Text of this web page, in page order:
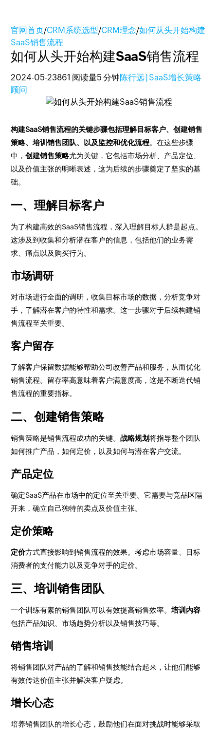
官网首页/CRM系统选型/CRM理念/如何从头开始构建
SaaS销售流程
如何从头开始构建SaaS销售流程
2024-05-23861 阅读量5 分钟陈行远 | SaaS增长策略
顾问
构建SaaS销售流程的关键步骤包括理解目标客户、创建销售
策略、培训销售团队、以及监控和优化流程。在这些步骤
中，创建销售策略尤为关键，它包括市场分析、产品定位、
以及价值主张的明晰表述，这为后续的步骤奠定了坚实的基
础。
一、理解目标客户
为了构建高效的SaaS销售流程，深入理解目标人群是起点。
这涉及到收集和分析潜在客户的信息，包括他们的业务需
求、痛点以及购买行为。
市场调研
对市场进行全面的调研，收集目标市场的数据，分析竞争对
手，了解潜在客户的特性和需求。这一步骤对于后续构建销
售流程至关重要。
客户留存
了解客户保留数据能够帮助公司改善产品和服务，从而优化
销售流程。留存率高意味着客户满意度高，这是不断迭代销
售流程的重要指标。
二、创建销售策略
销售策略是销售流程成功的关键。战略规划将指导整个团队
如何推广产品，如何定价，以及如何与潜在客户交流。
产品定位
确定SaaS产品在市场中的定位至关重要。它需要与竞品区隔
开来，确立自己独特的卖点及价值主张。
定价策略
定价方式直接影响到销售流程的效果。考虑市场容量、目标
消费者的支付能力以及竞争对手的定价。
三、培训销售团队
一个训练有素的销售团队可以有效提高销售效率。培训内容
包括产品知识、市场趋势分析以及销售技巧等。
销售培训
将销售团队对产品的了解和销售技能结合起来，让他们能够
有效传达价值主张并解决客户疑虑。
增长心态
培养销售团队的增长心态，鼓励他们在面对挑战时能够采取